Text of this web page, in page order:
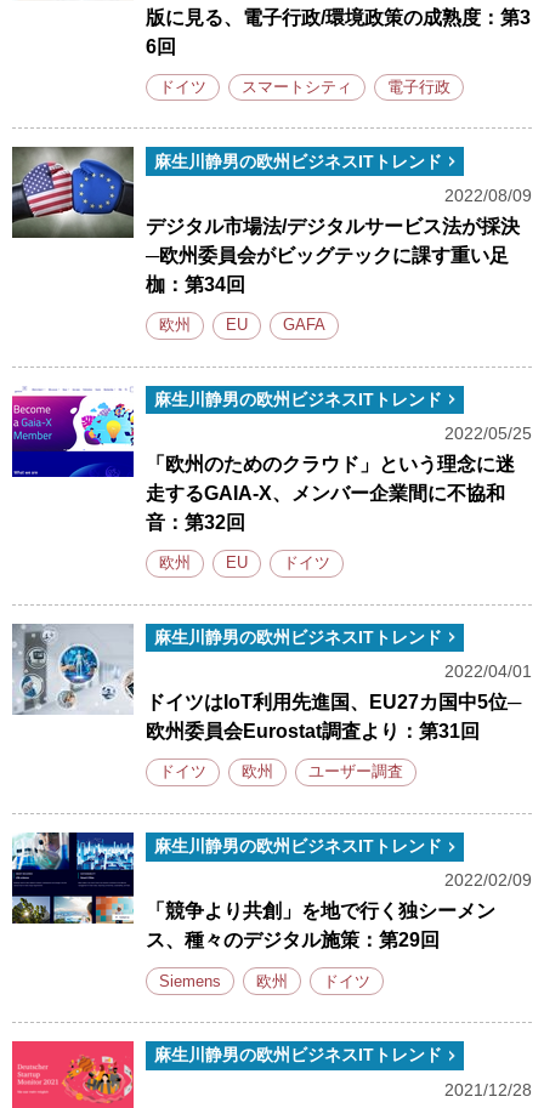
版に見る、電子行政/環境政策の成熟度：第3
6回
ドイツ スマートシティ 電子行政
麻生川静男の欧州ビジネスITトレンド
2022/08/09
デジタル市場法/デジタルサービス法が採決
─欧州委員会がビッグテックに課す重い足
枷：第34回
欧州 EU GAFA
麻生川静男の欧州ビジネスITトレンド
2022/05/25
「欧州のためのクラウド」という理念に迷
走するGAIA-X、メンバー企業間に不協和
音：第32回
欧州 EU ドイツ
麻生川静男の欧州ビジネスITトレンド
2022/04/01
ドイツはIoT利用先進国、EU27カ国中5位─
欧州委員会Eurostat調査より：第31回
ドイツ 欧州 ユーザー調査
麻生川静男の欧州ビジネスITトレンド
2022/02/09
「競争より共創」を地で行く独シーメン
ス、種々のデジタル施策：第29回
Siemens 欧州 ドイツ
麻生川静男の欧州ビジネスITトレンド
2021/12/28